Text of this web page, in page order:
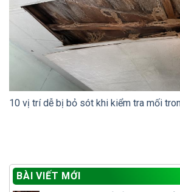
10 vị trí dễ bị bỏ sót khi kiểm tra mối
BÀI VIẾT MỚI